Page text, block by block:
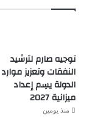
توجيه صارم لترشيد
النفقات وتعزيز موارد
الدولة يسِم إعداد
ميزانية 2027
منذ يومين